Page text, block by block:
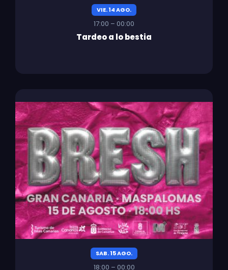
VIE. 14 AGO.
17:00 – 00:00
Tardeo a lo bestia
SAB. 15 AGO.
18:00 – 00:00